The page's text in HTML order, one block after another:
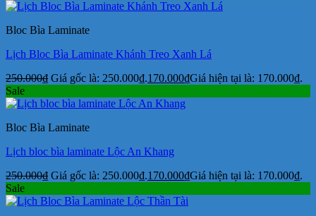
Bloc Bìa Laminate
Lịch Bloc Bìa Laminate Khánh Treo Xanh Lá
250.000₫ Giá gốc là: 250.000₫.170.000₫Giá hiện tại là: 170.000₫.
Sale
Bloc Bìa Laminate
Lịch bloc bìa laminate Lộc An Khang
250.000₫ Giá gốc là: 250.000₫.170.000₫Giá hiện tại là: 170.000₫.
Sale